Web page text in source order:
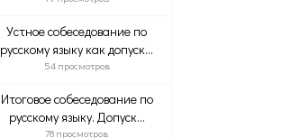
Устное собеседование по
русскому языку как допуск...
54 просмотров
Итоговое собеседование по
русскому языку. Допуск...
78 просмотров